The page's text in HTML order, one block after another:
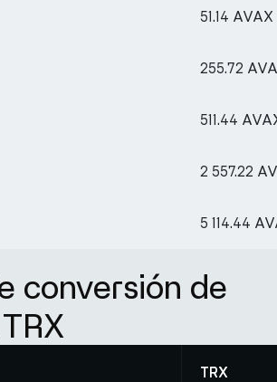
51.14 AVAX
255.72
511.44
2 557.22
5 114.44
conversión de
TRX